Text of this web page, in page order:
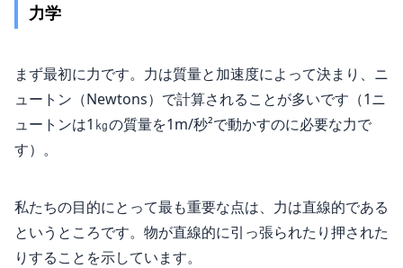
力学
まず最初に力です。力は質量と加速度によって決まり、ニ
ュートン（Newtons）で計算されることが多いです（1ニ
ュートンは1㎏の質量を1m/秒²で動かすのに必要な力で
す）。
私たちの目的にとって最も重要な点は、力は直線的である
というところです。物が直線的に引っ張られたり押された
りすることを示しています。